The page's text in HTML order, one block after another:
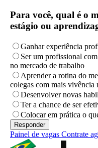
Para você, qual é o
estágio ou
Ganhar experiência
Ser um profissional
no mercado de trabalho
Aprender a rotina do
colegas com mais vivência
Desenvolver novas
Ter a chance de ser
Colocar em prática o
Painel de vagas Contrate